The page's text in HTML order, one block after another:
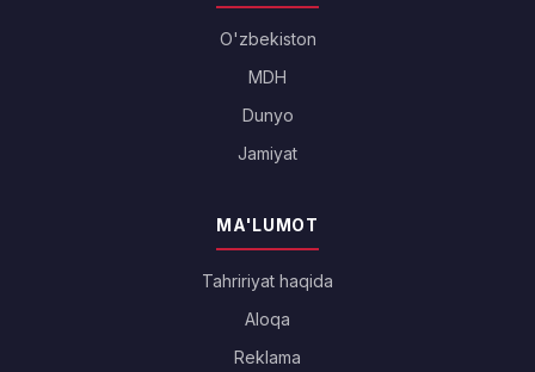
O'zbekiston
MDH
Dunyo
Jamiyat
MA'LUMOT
Tahririyat haqida
Aloqa
Reklama